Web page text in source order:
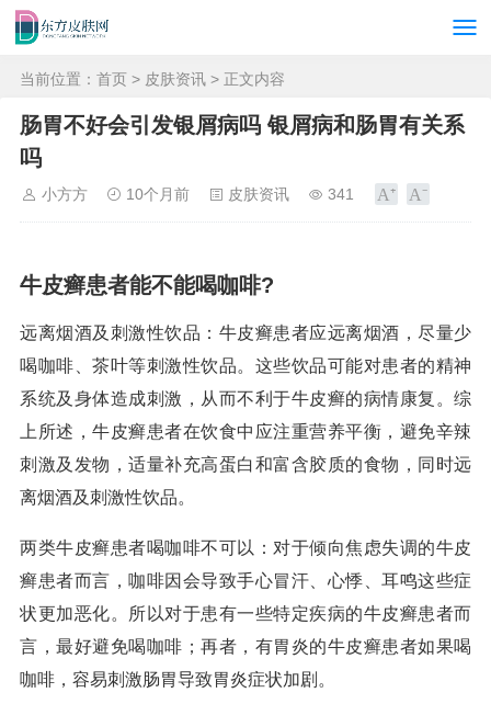
当前位置： 首页 > 皮肤资讯 > 正文内容
肠胃不好会引发银屑病吗 银屑病和肠胃有关系
吗
小方方 10个月前 皮肤资讯 341
牛皮癣患者能不能喝咖啡?
远离烟酒及刺激性饮品：牛皮癣患者应远离烟酒，尽量少
喝咖啡、茶叶等刺激性饮品。这些饮品可能对患者的精神
系统及身体造成刺激，从而不利于牛皮癣的病情康复。综
上所述，牛皮癣患者在饮食中应注重营养平衡，避免辛辣
刺激及发物，适量补充高蛋白和富含胶质的食物，同时远
离烟酒及刺激性饮品。
两类牛皮癣患者喝咖啡不可以：对于倾向焦虑失调的牛皮
癣患者而言，咖啡因会导致手心冒汗、心悸、耳鸣这些症
状更加恶化。所以对于患有一些特定疾病的牛皮癣患者而
言，最好避免喝咖啡；再者，有胃炎的牛皮癣患者如果喝
咖啡，容易刺激肠胃导致胃炎症状加剧。